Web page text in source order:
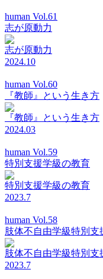
human Vol.61
志が原動力
志が原動力
2024.10
human Vol.60
『教師』という生き方
『教師』という生き方
2024.03
human Vol.59
特別支援学級の教育
特別支援学級の教育
2023.7
human Vol.58
肢体不自由学級特別支
肢体不自由学級特別支
2023.7